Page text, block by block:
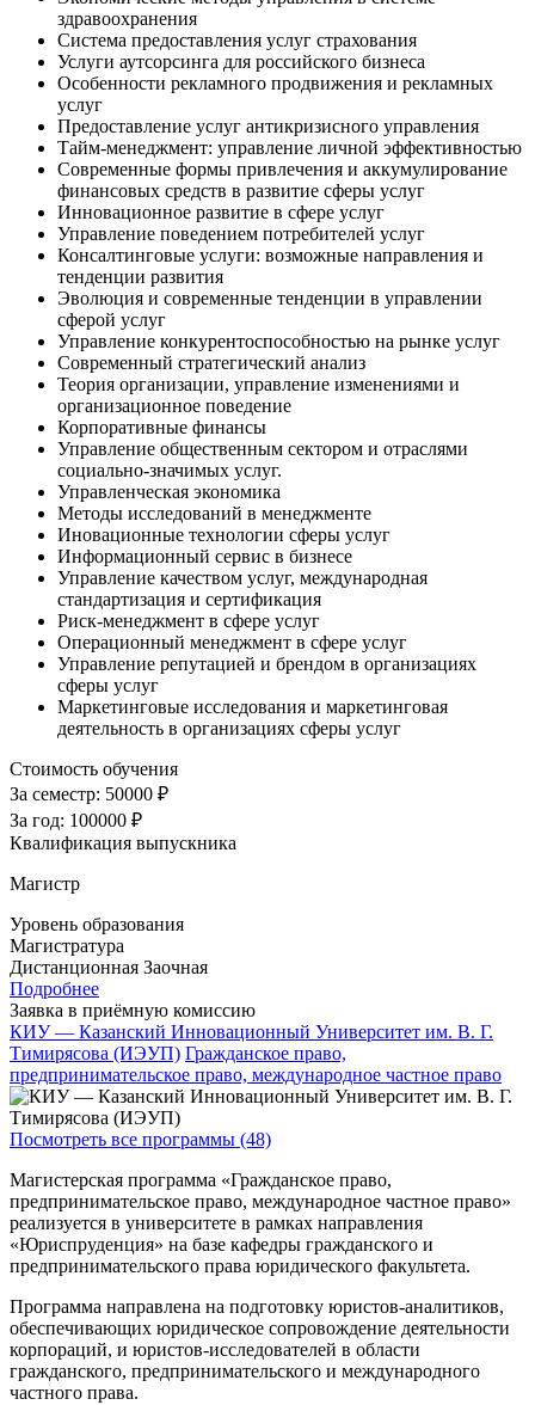
здравоохранения
Система предоставления услуг страхования
Услуги аутсорсинга для российского бизнеса
Особенности рекламного продвижения и рекламных
услуг
Предоставление услуг антикризисного управления
Тайм-менеджмент: управление личной эффективностью
Современные формы привлечения и аккумулирование
финансовых средств в развитие сферы услуг
Инновационное развитие в сфере услуг
Управление поведением потребителей услуг
Консалтинговые услуги: возможные направления и
тенденции развития
Эволюция и современные тенденции в управлении
сферой услуг
Управление конкурентоспособностью на рынке услуг
Современный стратегический анализ
Теория организации, управление изменениями и
организационное поведение
Корпоративные финансы
Управление общественным сектором и отраслями
социально-значимых услуг.
Управленческая экономика
Методы исследований в менеджменте
Иновационные технологии сферы услуг
Информационный сервис в бизнесе
Управление качеством услуг, международная
стандартизация и сертификация
Риск-менеджмент в сфере услуг
Операционный менеджмент в сфере услуг
Управление репутацией и брендом в организациях
сферы услуг
Маркетинговые исследования и маркетинговая
деятельность в организациях сферы услуг
Стоимость обучения
За семестр: 50000 ₽
За год: 100000 ₽
Квалификация выпускника
Магистр
Уровень образования
Магистратура
Дистанционная Заочная
Подробнее
Заявка в приёмную комиссию
КИУ — Казанский Инновационный Университет им. В. Г.
Тимирясова (ИЭУП) Гражданское право,
предпринимательское право, международное частное право
Посмотреть все программы (48)
Магистерская программа «Гражданское право,
предпринимательское право, международное частное право»
реализуется в университете в рамках направления
«Юриспруденция» на базе кафедры гражданского и
предпринимательского права юридического факультета.
Программа направлена на подготовку юристов-аналитиков,
обеспечивающих юридическое сопровождение деятельности
корпораций, и юристов-исследователей в области
гражданского, предпринимательского и международного
частного права.